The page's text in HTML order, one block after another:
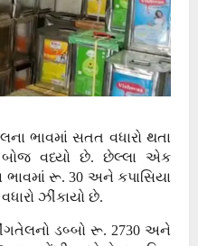
ભાવમાં સતત વધારો થતા
બોજ વધ્યો છે. છેલ્લા એક
ભાવમાં રૂ. 30 અને કપાસિયા
ઝીંકાયો છે.
ડબ્બો રૂ. 2730 અને